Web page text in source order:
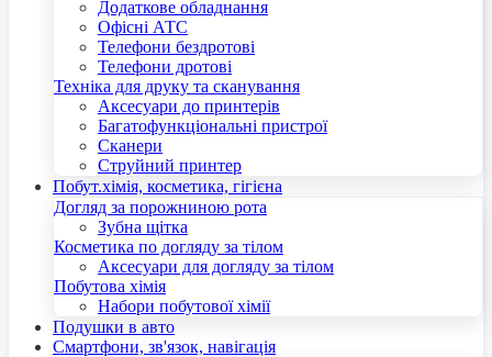
Додаткове обладнання
Офісні АТС
Телефони бездротові
Телефони дротові
Техніка для друку та сканування
Аксесуари до принтерів
Багатофункціональні пристрої
Сканери
Струйний принтер
Побут.хімія, косметика, гігієна
Догляд за порожниною рота
Зубна щітка
Косметика по догляду за тілом
Аксесуари для догляду за тілом
Побутова хімія
Набори побутової хімії
Подушки в авто
Смартфони, зв'язок, навігація